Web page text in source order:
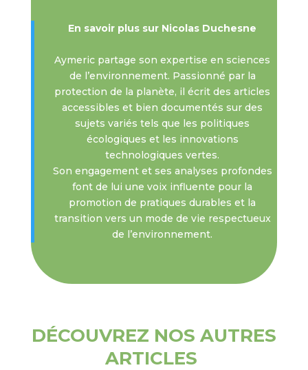
En savoir plus sur Nicolas Duchesne
Aymeric partage son expertise en sciences
de l’environnement. Passionné par la
protection de la planète, il écrit des articles
accessibles et bien documentés sur des
sujets variés tels que les politiques
écologiques et les innovations
technologiques vertes.
Son engagement et ses analyses profondes
font de lui une voix influente pour la
promotion de pratiques durables et la
transition vers un mode de vie respectueux
de l’environnement.
DÉCOUVREZ NOS AUTRES
ARTICLES